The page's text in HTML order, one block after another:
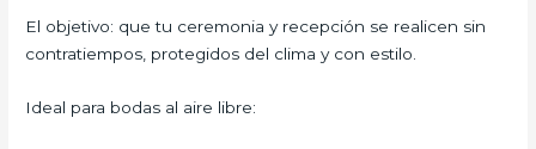
El objetivo: que tu ceremonia y recepción se realicen sin
contratiempos, protegidos del clima y con estilo.
Ideal para bodas al aire libre: